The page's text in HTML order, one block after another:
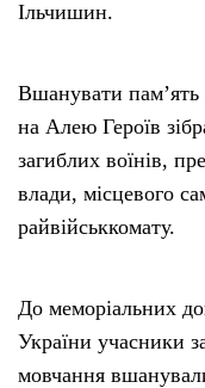
Ільчишин.
Вшанувати пам’ять
на Алею Героїв
загиблих воїнів,
влади, місцевого
райвійськкомату.
До меморіальних
України учасники
мовчання